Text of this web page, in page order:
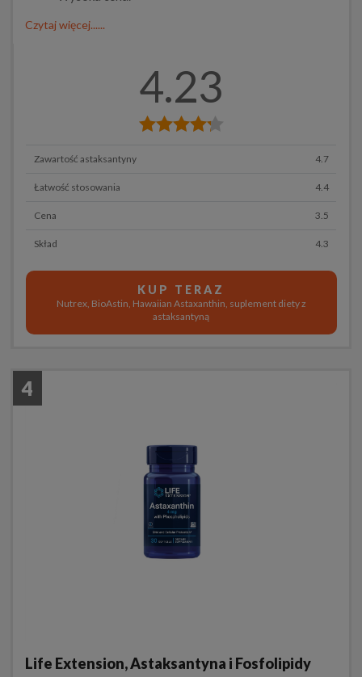
Czytaj więcej......
4.23
Zawartość astaksantyny 4.7
Łatwość stosowania 4.4
Cena 3.5
Skład 4.3
KUP TERAZ
Nutrex, BioAstin, Hawaiian Astaxanthin, suplement diety z
astaksantyną
4
Life Extension, Astaksantyna i Fosfolipidy